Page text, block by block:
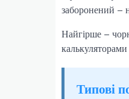
заборонений –
Найгірше –
Типові